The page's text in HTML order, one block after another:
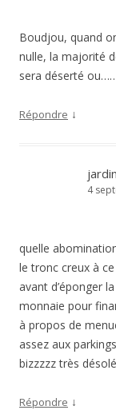
Boudjou, quand
nulle, la majorité
sera déserté
Répondre ↓
4
quelle
le tronc creux à
avant d’éponger
monnaie pour
à propos de
assez aux
bizzzzz très
Répondre ↓